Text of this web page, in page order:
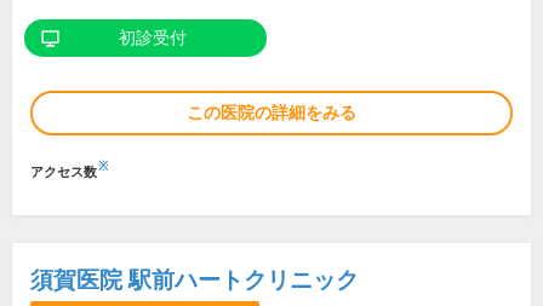
初診受付
この医院の詳細をみる
アクセス数※
須賀医院 駅前ハートクリニック